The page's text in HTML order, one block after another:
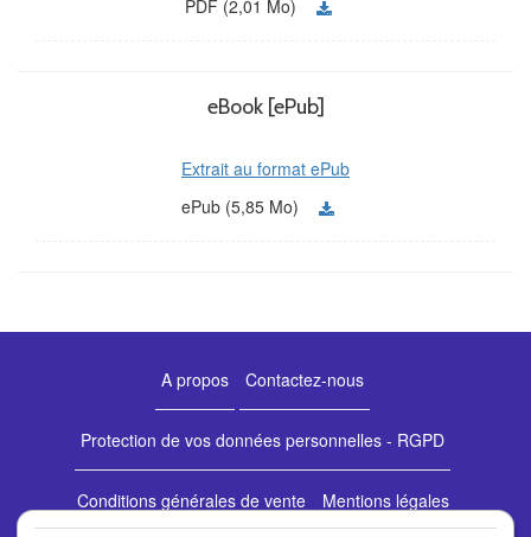
PDF (2,01 Mo)
eBook [ePub]
Extrait au format ePub
ePub (5,85 Mo)
A propos Contactez-nous
Protection de vos données personnelles - RGPD
Conditions générales de vente Mentions légales